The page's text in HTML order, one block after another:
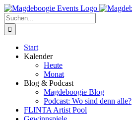
Zum
Inhalt
springen
Facebook
Instagram
E-
Mail
Suche
nach:
Start
Kalender
Heute
Monat
Blog & Podcast
Magdeboogie Blog
Podcast: Wo sind denn alle?
FLINTA Artist Pool